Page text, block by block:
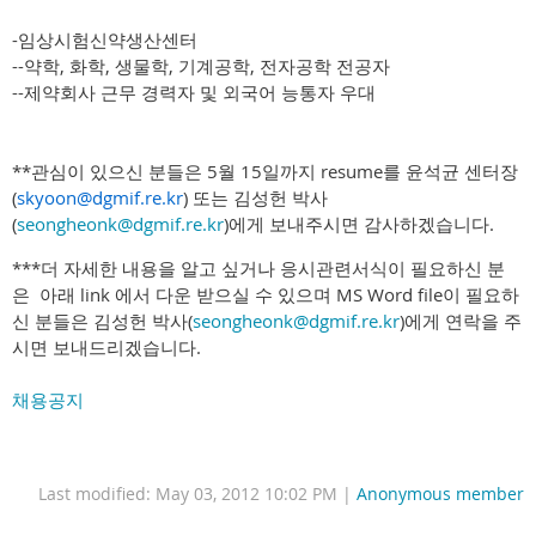
-임상시험신약생산센터
--약학, 화학, 생물학, 기계공학, 전자공학 전공자
--제약회사 근무 경력자 및 외국어 능통자 우대
**관심이 있으신 분들은 5월 15일까지 resume를 윤석균 센터장
(skyoon@dgmif.re.kr) 또는 김성헌 박사
(seongheonk@dgmif.re.kr)에게 보내주시면 감사하겠습니다.
***더 자세한 내용을 알고 싶거나 응시관련서식이 필요하신 분
은 아래 link 에서 다운 받으실 수 있으며 MS Word file이 필요하
신 분들은 김성헌 박사(seongheonk@dgmif.re.kr)에게 연락을 주
시면 보내드리겠습니다.
채용공지
Last modified: May 03, 2012 10:02 PM | Anonymous member